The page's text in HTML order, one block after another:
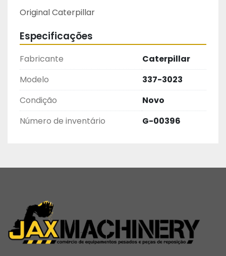
Original Caterpillar
Especificações
Fabricante
Caterpillar
Modelo
337-3023
Condição
Novo
Número de inventário
G-00396